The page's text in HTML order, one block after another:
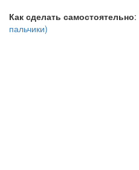
Как сделать самостоятельно:
пальчики)